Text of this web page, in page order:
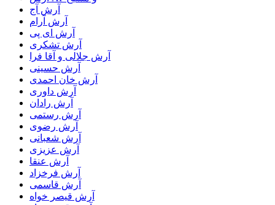
آرش آج
آرش آرام
آرش ای پی
آرش تشکری
آرش جلالی و آقا فرا
آرش حسینی
آرش خان احمدی
آرش داوری
آرش رادان
آرش رستمى
آرش رضوی
آرش شعبانی
آرش عزیزی
آرش عنقا
آرش فرخزاد
آرش قاسمی
آرش قیصر خواه